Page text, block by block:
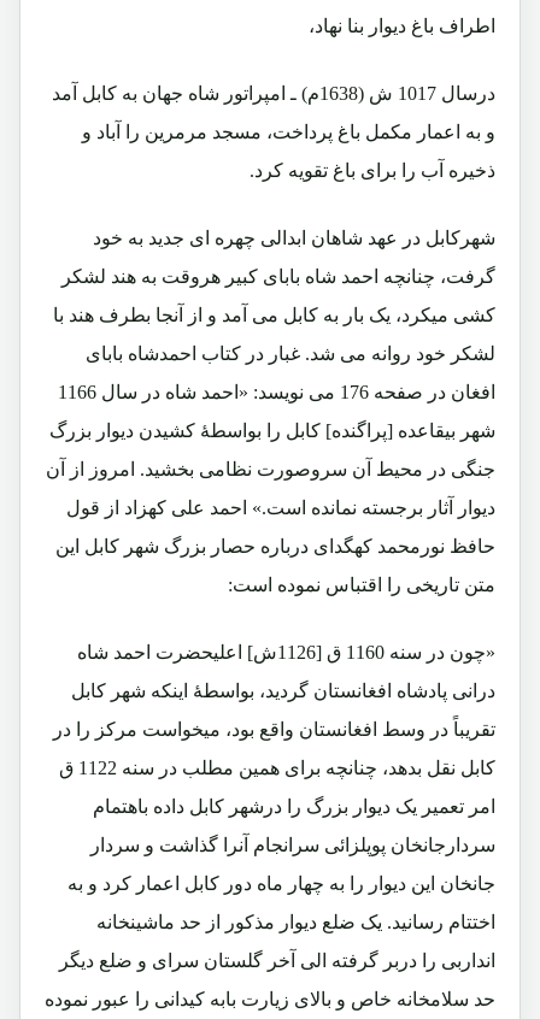
اطراف باغ دیوار بنا نهاد،
درسال 1017 ش (1638م) ـ امپراتور شاه جهان به کابل آمد
و به اعمار مکمل باغ پرداخت، مسجد مرمرین را آباد و
ذخیره آب را برای باغ تقویه کرد.
شهرکابل در عهد شاهان ابدالی چهره ای جدید به خود
گرفت، چنانچه احمد شاه بابای کبیر هروقت به هند لشکر
کشی میکرد، یک بار به کابل می آمد و از آنجا بطرف هند با
لشکر خود روانه می شد. غبار در کتاب احمدشاه بابای
افغان در صفحه 176 می نویسد: «احمد شاه در سال 1166
شهر بیقاعده [پراگنده] کابل را بواسطۀ کشیدن دیوار بزرگ
جنگی در محیط آن سروصورت نظامی بخشید. امروز از آن
دیوار آثار برجسته نمانده است.» احمد علی کهزاد از قول
حافظ نورمحمد کهگدای درباره حصار بزرگ شهر کابل این
متن تاریخی را اقتباس نموده است:
«چون در سنه 1160 ق [1126ش] اعلیحضرت احمد شاه
درانی پادشاه افغانستان گردید، بواسطۀ اینکه شهر کابل
تقریباً در وسط افغانستان واقع بود، میخواست مرکز را در
کابل نقل بدهد، چنانچه برای همین مطلب در سنه 1122 ق
امر تعمیر یک دیوار بزرگ را درشهر کابل داده باهتمام
سردارجانخان پوپلزائی سرانجام آنرا گذاشت و سردار
جانخان این دیوار را به چهار ماه دور کابل اعمار کرد و به
اختتام رسانید. یک ضلع دیوار مذکور از حد ماشینخانه
انداربی را دربر گرفته الی آخر گلستان سرای و ضلع دیگر
حد سلامخانه خاص و بالای زیارت بابه کیدانی را عبور نموده